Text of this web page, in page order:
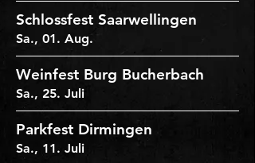
Schlossfest Saarwellingen
Sa., 01. Aug.
Weinfest Burg Bucherbach
Sa., 25. Juli
Parkfest Dirmingen
Sa., 11. Juli